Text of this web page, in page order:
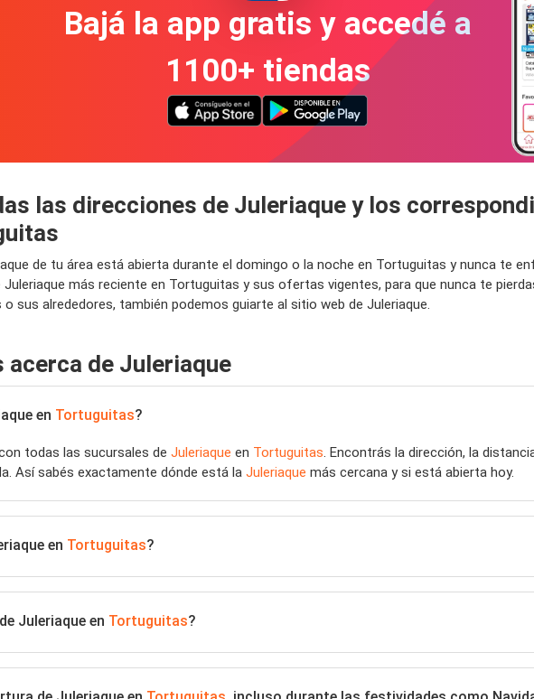
Bajá la app gratis y accedé a
1100+ tiendas
las direcciones de Juleriaque y los
de tu área está abierta durante el domingo o la noche en Tortuguitas y nunca te
más reciente en Tortuguitas y sus ofertas vigentes, para que nunca te
sus alrededores, también podemos guiarte al sitio web de Juleriaque.
de Juleriaque
en Tortuguitas?
todas las sucursales de Juleriaque en Tortuguitas. Encontrás la dirección, la
Así sabés exactamente dónde está la Juleriaque más cercana y si está abierta hoy.
en Tortuguitas?
Juleriaque en Tortuguitas?